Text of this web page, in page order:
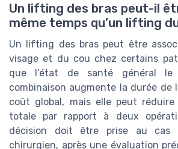
Un lifting des bras peut-il
même temps qu’un lifting
Un lifting des bras peut être
visage et du cou chez certains
que l’état de santé général le
combinaison augmente la durée de
coût global, mais elle peut réduire
totale par rapport à deux
décision doit être prise au cas
chirurgien, après une évaluation